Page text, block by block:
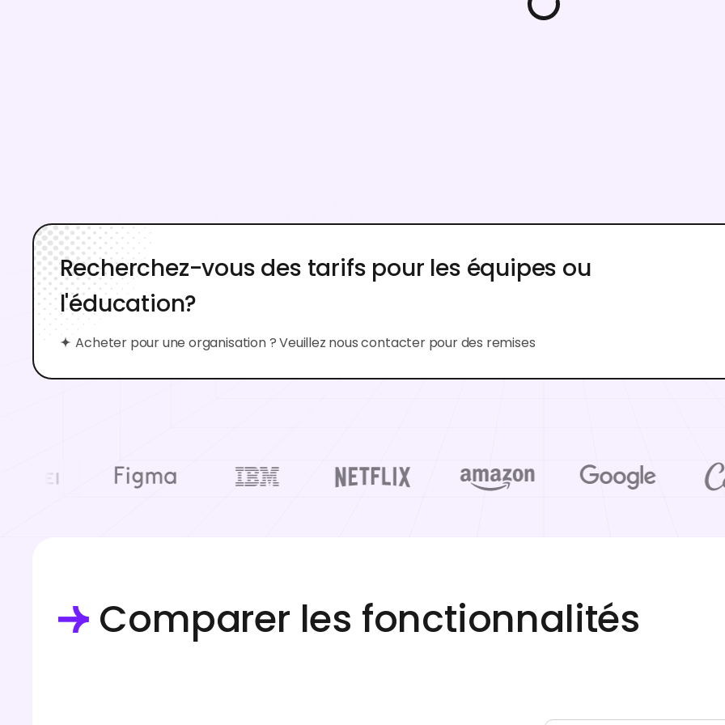
Fonctionnalités IA
Recherchez-vous des tarifs pour les équipes ou
l'éducation?
Acheter pour une organisation ? Veuillez nous contacter pour des remises
Comparer les fonctionnalités